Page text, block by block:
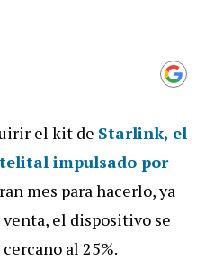
el kit de Starlink, el
impulsado por
mes para hacerlo, ya
el dispositivo se
al 25%.